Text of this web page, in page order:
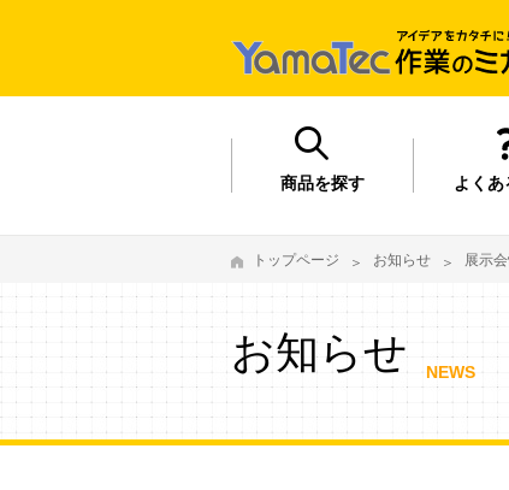
商品を探す よくあ
トップページ お知らせ 展示
お知らせ NEWS